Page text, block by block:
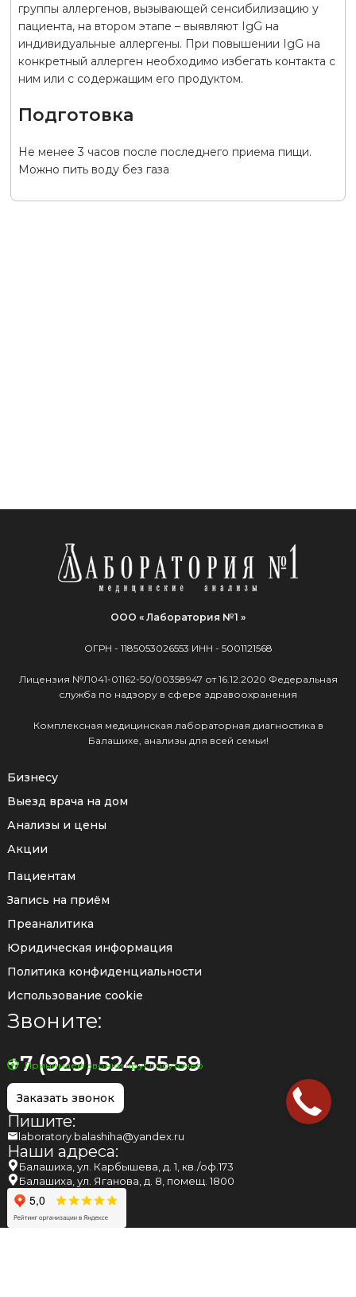
группы аллергенов, вызывающей сенсибилизацию у
пациента, на втором этапе – выявляют IgG на
индивидуальные аллергены. При повышении IgG на
конкретный аллерген необходимо избегать контакта с
ним или с содержащим его продуктом.
Подготовка
Не менее 3 часов после последнего приема пищи.
Можно пить воду без газа
ООО « Лаборатория №1 »
ОГРН - 1185053026553 ИНН - 5001121568
Лицензия №Л041-01162-50/00358947 от 16.12.2020 Федеральная
служба по надзору в сфере здравоохранения
Комплексная медицинская лабораторная диагностика в
Балашихе, анализы для всей семьи!
Бизнесу
Выезд врача на дом
Анализы и цены
Акции
Пациентам
Запись на приём
Преаналитика
Юридическая информация
Политика конфиденциальности
Использование cookie
Звоните:
+7 (929) 524-55-59
Принимаем звонки круглосуточно
Заказать звонок
Пишите:
laboratory.balashiha@yandex.ru
Наши адреса:
Балашиха, ул. Карбышева, д. 1, кв./оф.173
Балашиха, ул. Яганова, д. 8, помещ. 1800